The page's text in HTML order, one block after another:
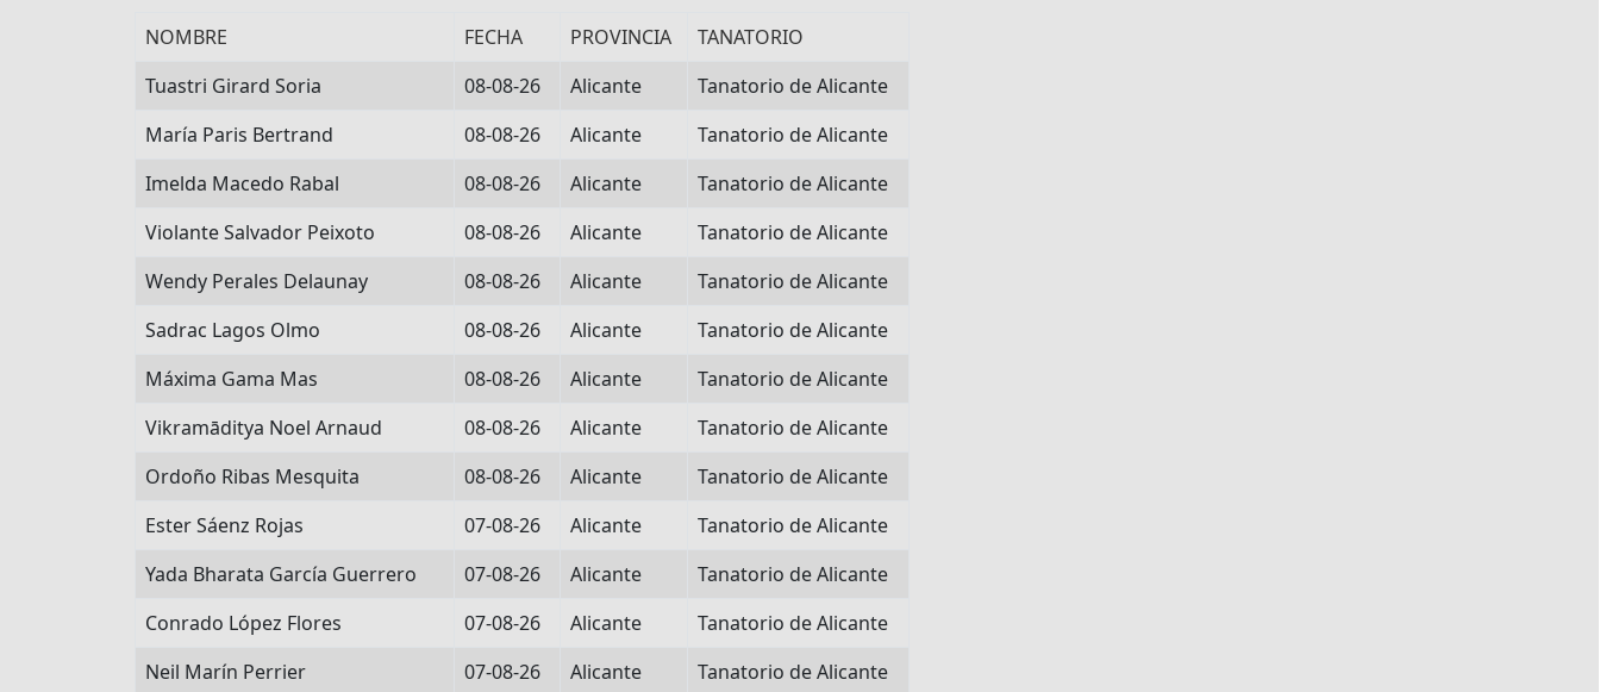
NOMBRE FECHA PROVINCIA
TANATORIO
Tuastri Girard Soria
08-08-26 Alicante
Tanatorio de Alicante
María Paris Bertrand
08-08-26 Alicante
Tanatorio de Alicante
Imelda Macedo Rabal
08-08-26 Alicante
Tanatorio de Alicante
Violante Salvador Peixoto
08-08-26 Alicante
Tanatorio de Alicante
Wendy Perales Delaunay
08-08-26 Alicante
Tanatorio de Alicante
Sadrac Lagos Olmo
08-08-26 Alicante
Tanatorio de Alicante
Máxima Gama Mas
08-08-26 Alicante
Tanatorio de Alicante
Vikramāditya Noel Arnaud
08-08-26 Alicante
Tanatorio de Alicante
Ordoño Ribas Mesquita
08-08-26 Alicante
Tanatorio de Alicante
Ester Sáenz Rojas
07-08-26 Alicante
Tanatorio de Alicante
Yada Bharata García Guerrero
07-08-26 Alicante
Tanatorio de Alicante
Conrado López Flores
07-08-26 Alicante
Tanatorio de Alicante
Neil Marín Perrier
07-08-26 Alicante
Tanatorio de Alicante